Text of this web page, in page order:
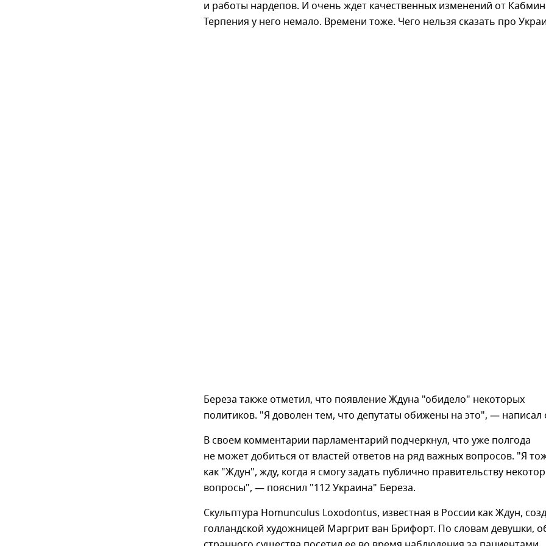
и работы нардепов. И очень ждет качественных изменений от
Терпения у него немало. Времени тоже. Чего нельзя сказать про
Береза также отметил, что появление Ждуна "обидело" некоторых
политиков. "Я доволен тем, что депутаты обижены на это", — написал
В своем комментарии парламентарий подчеркнул, что уже полгода
не может добиться от властей ответов на ряд важных вопросов. "Я
как "Ждун", жду, когда я смогу задать публично правительству
вопросы", — пояснил "112 Украина" Береза.
Скульптура Homunculus Loxodontus, известная в России как Ждун,
голландской художницей Маргрит ван Брифорт. По словам девушки,